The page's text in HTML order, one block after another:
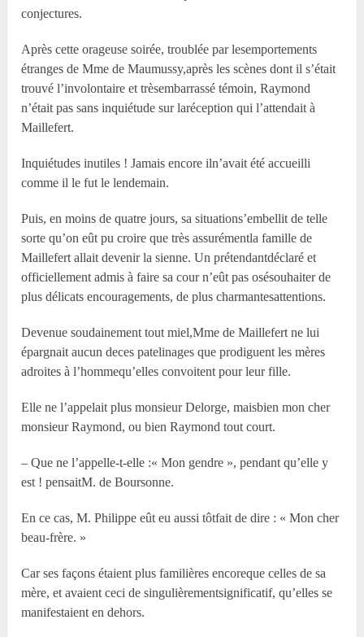
conjectures.
Après cette orageuse soirée, troublée par lesemportements
étranges de Mme de Maumussy,après les scènes dont il s’était
trouvé l’involontaire et trèsembarrassé témoin, Raymond
n’était pas sans inquiétude sur laréception qui l’attendait à
Maillefert.
Inquiétudes inutiles ! Jamais encore iln’avait été accueilli
comme il le fut le lendemain.
Puis, en moins de quatre jours, sa situations’embellit de telle
sorte qu’on eût pu croire que très assurémentla famille de
Maillefert allait devenir la sienne. Un prétendantdéclaré et
officiellement admis à faire sa cour n’eût pas osésouhaiter de
plus délicats encouragements, de plus charmantesattentions.
Devenue soudainement tout miel,Mme de Maillefert ne lui
épargnait aucun deces patelinages que prodiguent les mères
adroites à l’hommequ’elles convoitent pour leur fille.
Elle ne l’appelait plus monsieur Delorge, maisbien mon cher
monsieur Raymond, ou bien Raymond tout court.
– Que ne l’appelle-t-elle :« Mon gendre », pendant qu’elle y
est ! pensaitM. de Boursonne.
En ce cas, M. Philippe eût eu aussi tôtfait de dire : « Mon cher
beau-frère. »
Car ses façons étaient plus familières encoreque celles de sa
mère, et avaient ceci de singulièrementsignificatif, qu’elles se
manifestaient en dehors.